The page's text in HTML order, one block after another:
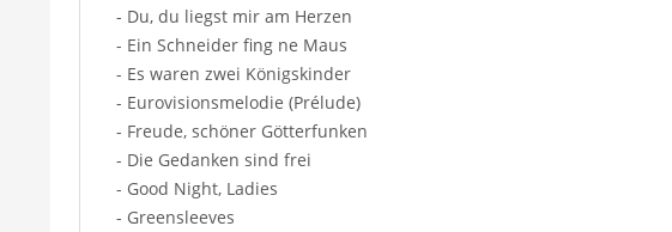
- Du, du liegst mir am Herzen
- Ein Schneider fing ne Maus
- Es waren zwei Königskinder
- Eurovisionsmelodie (Prélude)
- Freude, schöner Götterfunken
- Die Gedanken sind frei
- Good Night, Ladies
- Greensleeves